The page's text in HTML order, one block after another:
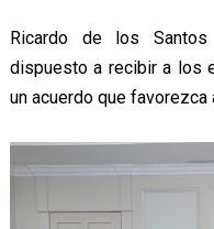
Ricardo de los
dispuesto a recibir a los
un acuerdo que